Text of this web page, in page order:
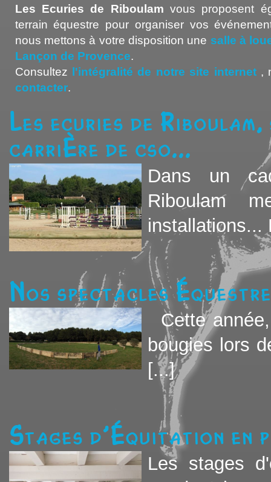
Les Ecuries de Riboulam vous proposent
terrain équestre pour organiser vos
nous mettons à votre disposition une salle à
Lançon de Provence.
Consultez
l'intégralité de notre site internet,
contacter.
Les ecuries de
carrière de cso...
Dans un
Riboulam
installations...
Nos spectacles
Cette
bougies lors
[...]
Stages d'équitation en
Les stages